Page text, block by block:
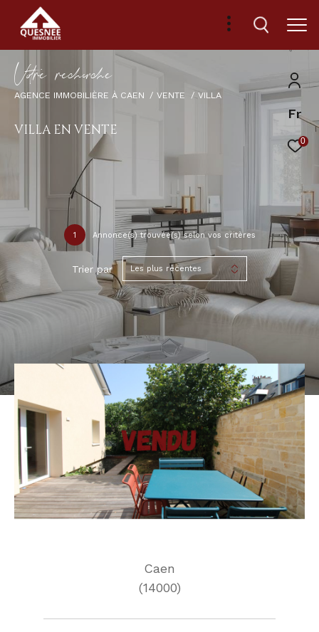
Fr
0
Vore recece
AGENCE IMMOBILIÈRE À CAEN VENTE VILLA
VILLA EN VENTE
1 Annonce(s) trouvée(s) selon vos critères
Trier par Les plus récentes
Caen
(14000)